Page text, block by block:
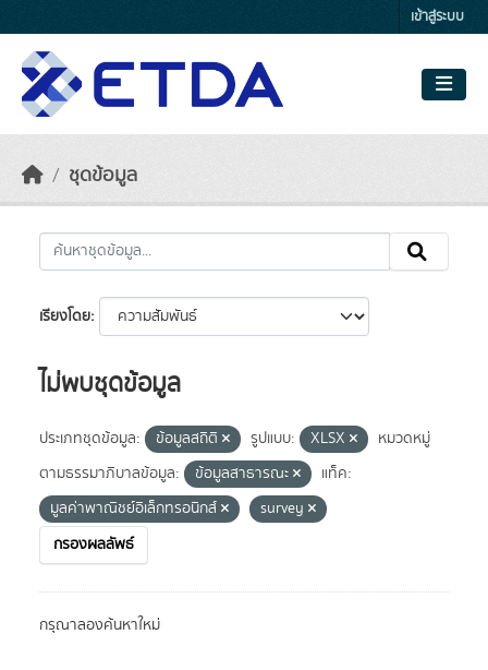
เข้าสู่ระบบ
ชุดข้อมูล
เรียงโดย
ไม่พบชุดข้อมูล
ประเภทชุดข้อมูล: ข้อมูลสถิติ รูปแบบ: XLSX
หมวดหมู่
ตามธรรมาภิบาลข้อมูล:
ข้อมูลสาธารณะ
แท็ค:
มูลค่าพาณิชย์อิเล็กทรอนิกส์
survey
กรองผลลัพธ์
กรุณาลองค้นหาใหม่